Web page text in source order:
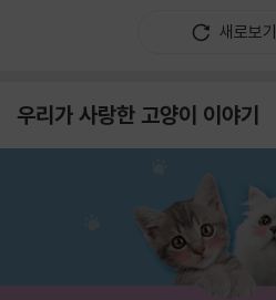
새로보기
우리가 사랑한 고양이 이야기